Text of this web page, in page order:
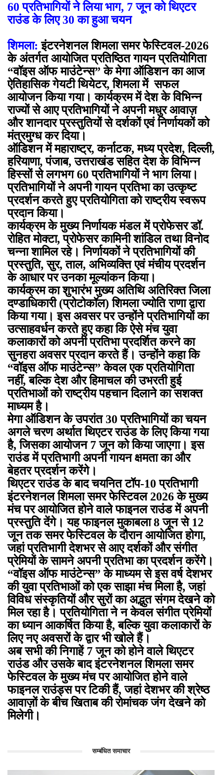
60 प्रतिभागियों ने लिया भाग, 7 जून को थिएटर
राउंड के लिए 30 का हुआ चयन
शिमला: इंटरनेशनल शिमला समर फेस्टिवल-2026
के अंतर्गत आयोजित प्रतिष्ठित गायन प्रतियोगिता
“वॉइस ऑफ माउंटेन्स” के मेगा ऑडिशन का आज
ऐतिहासिक गेयटी थियेटर, शिमला में सफल
आयोजन किया गया। कार्यक्रम में देश के विभिन्न
राज्यों से आए प्रतिभागियों ने अपनी मधुर आवाज़
और शानदार प्रस्तुतियों से दर्शकों एवं निर्णायकों को
मंत्रमुग्ध कर दिया।
ऑडिशन में महाराष्ट्र, कर्नाटक, मध्य प्रदेश, दिल्ली,
हरियाणा, पंजाब, उत्तराखंड सहित देश के विभिन्न
हिस्सों से लगभग 60 प्रतिभागियों ने भाग लिया।
प्रतिभागियों ने अपनी गायन प्रतिभा का उत्कृष्ट
प्रदर्शन करते हुए प्रतियोगिता को राष्ट्रीय स्वरूप
प्रदान किया।
कार्यक्रम के मुख्य निर्णायक मंडल में प्रोफेसर डॉ.
रोहित मोक्टा, प्रोफेसर कामिनी शांडिल तथा विनोद
चन्ना शामिल रहे। निर्णायकों ने प्रतिभागियों की
प्रस्तुति, सुर, ताल, अभिव्यक्ति एवं मंचीय प्रदर्शन
के आधार पर उनका मूल्यांकन किया।
कार्यक्रम का शुभारंभ मुख्य अतिथि अतिरिक्त जिला
दण्डाधिकारी (प्रोटोकॉल) शिमला ज्योति राणा द्वारा
किया गया। इस अवसर पर उन्होंने प्रतिभागियों का
उत्साहवर्धन करते हुए कहा कि ऐसे मंच युवा
कलाकारों को अपनी प्रतिभा प्रदर्शित करने का
सुनहरा अवसर प्रदान करते हैं। उन्होंने कहा कि
“वॉइस ऑफ माउंटेन्स” केवल एक प्रतियोगिता
नहीं, बल्कि देश और हिमाचल की उभरती हुई
प्रतिभाओं को राष्ट्रीय पहचान दिलाने का सशक्त
माध्यम है।
मेगा ऑडिशन के उपरांत 30 प्रतिभागियों का चयन
अगले चरण अर्थात थिएटर राउंड के लिए किया गया
है, जिसका आयोजन 7 जून को किया जाएगा। इस
राउंड में प्रतिभागी अपनी गायन क्षमता का और
बेहतर प्रदर्शन करेंगे।
थिएटर राउंड के बाद चयनित टॉप-10 प्रतिभागी
इंटरनेशनल शिमला समर फेस्टिवल 2026 के मुख्य
मंच पर आयोजित होने वाले फाइनल राउंड में अपनी
प्रस्तुति देंगे। यह फाइनल मुकाबला 8 जून से 12
जून तक समर फेस्टिवल के दौरान आयोजित होगा,
जहां प्रतिभागी देशभर से आए दर्शकों और संगीत
प्रेमियों के सामने अपनी प्रतिभा का प्रदर्शन करेंगे।
“वॉइस ऑफ माउंटेन्स” के माध्यम से इस वर्ष देशभर
की युवा प्रतिभाओं को एक साझा मंच मिला है, जहां
विविध संस्कृतियों और सुरों का अद्भुत संगम देखने को
मिल रहा है। प्रतियोगिता ने न केवल संगीत प्रेमियों
का ध्यान आकर्षित किया है, बल्कि युवा कलाकारों के
लिए नए अवसरों के द्वार भी खोले हैं।
अब सभी की निगाहें 7 जून को होने वाले थिएटर
राउंड और उसके बाद इंटरनेशनल शिमला समर
फेस्टिवल के मुख्य मंच पर आयोजित होने वाले
फाइनल राउंड्स पर टिकी हैं, जहां देशभर की श्रेष्ठ
आवाज़ों के बीच खिताब की रोमांचक जंग देखने को
मिलेगी।
सम्बंधित समाचार